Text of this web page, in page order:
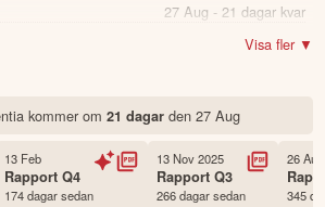
27 Aug - 21 dagar kvar
Nej
12 Jun 2025
289 st
Visa fler ▼
kommer om 21 dagarden 27 Aug
13 Feb
RapportQ4
174 dagar sedan
13 Nov 2025
RapportQ3
266 dagar sedan
26
345